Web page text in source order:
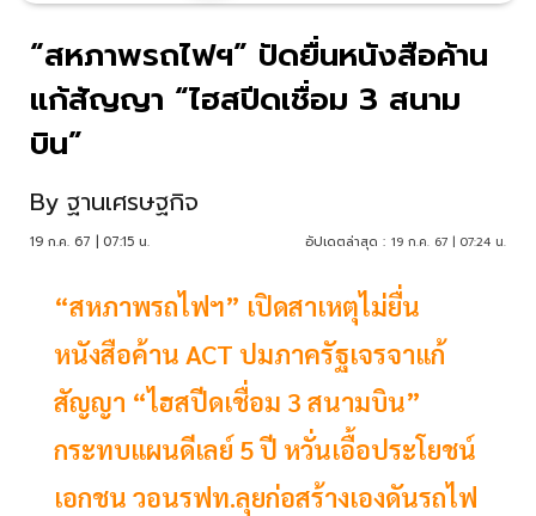
“สหภาพรถไฟฯ” ปัดยื่นหนังสือค้าน
แก้สัญญา “ไฮสปีดเชื่อม 3 สนาม
บิน”
By ฐานเศรษฐกิจ
19 ก.ค. 67 | 07:15 น. อัปเดตล่าสุด : 19 ก.ค. 67 | 07:24 น.
“สหภาพรถไฟฯ” เปิดสาเหตุไม่ยื่น
หนังสือค้าน ACT ปมภาครัฐเจรจาแก้
สัญญา “ไฮสปีดเชื่อม 3 สนามบิน”
กระทบแผนดีเลย์ 5 ปี หวั่นเอื้อประโยชน์
เอกชน วอนรฟท.ลุยก่อสร้างเองดันรถไฟ